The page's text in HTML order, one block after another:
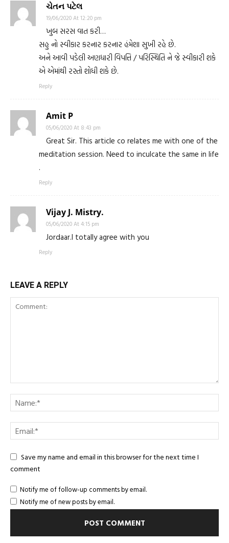
ચેતન પટેલ
19/06/2020 At 12:20 pm
ખુબ સરસ વાત કરી…
સહુ નો સ્વીકાર કરનાર કરનાર હંમેશા સુખી રહે છે.
અને આવી પડેલી અણધારી વિપત્તિ / પરિસ્થિતિ ને જે સ્વીકારી શકે
એ એમાંથી રસ્તો શોધી શકે છે.
Reply
Amit P
05/06/2020 At 8:43 pm
Great Sir. This article co relates me with one of the
meditation session. Need to inculcate the same in life
.
Reply
Vijay J. Mistry.
05/06/2020 At 4:15 pm
Jordaar.I totally agree with you
Reply
LEAVE A REPLY
Save my name and email in this browser for the next time I
comment
Notify me of follow-up comments by email.
Notify me of new posts by email.